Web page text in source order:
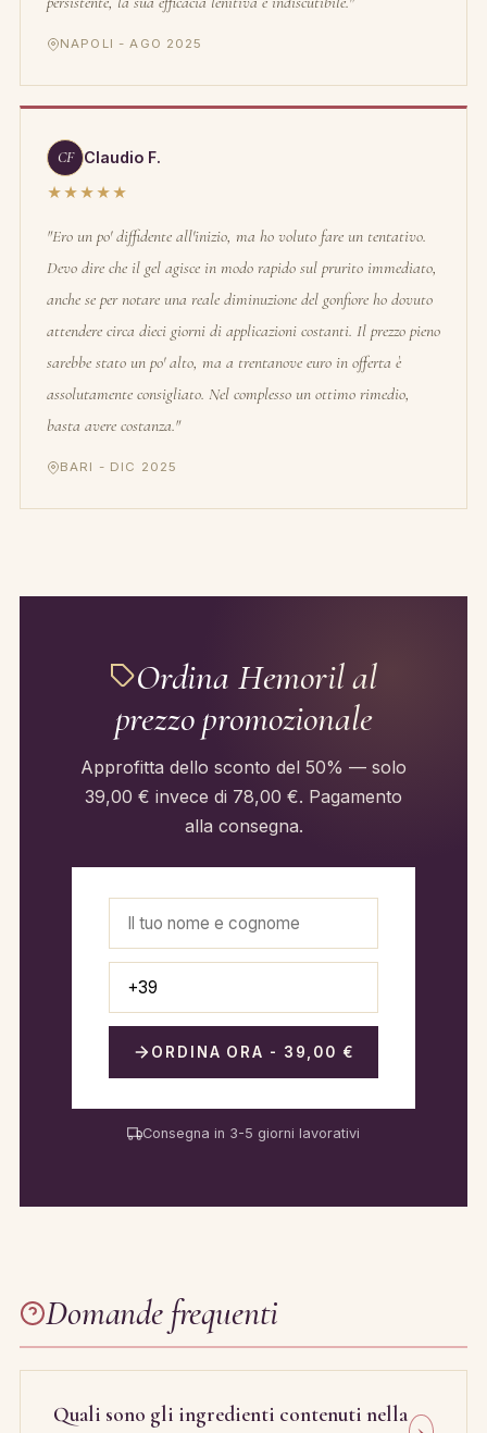
NAPOLI - AGO 2025
CF Claudio F.
★★★★★
"Ero un po' diffidente all'inizio, ma ho voluto fare un tentativo.
Devo dire che il gel agisce in modo rapido sul prurito immediato,
anche se per notare una reale diminuzione del gonfiore ho dovuto
attendere circa dieci giorni di applicazioni costanti. Il prezzo pieno
sarebbe stato un po' alto, ma a trentanove euro in offerta è
assolutamente consigliato. Nel complesso un ottimo rimedio,
basta avere costanza."
BARI - DIC 2025
Ordina Hemoril al
prezzo promozionale
Approfitta dello sconto del 50% — solo
39,00 € invece di 78,00 €. Pagamento
alla consegna.
ORDINA ORA - 39,00 €
Consegna in 3-5 giorni lavorativi
Domande frequenti
Quali sono gli ingredienti contenuti nella